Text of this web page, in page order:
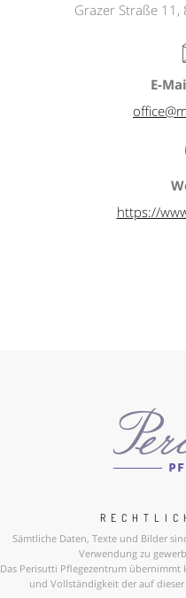
Grazer Straße
E-
https://
Sämtliche Daten, Texte und Bilder
Verwendung zu
Das Perisutti Pflegezentrum
und Vollständigkeit der auf